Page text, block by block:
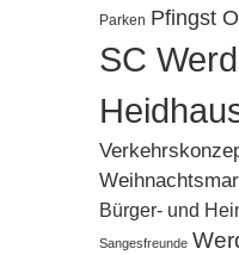
Parken Pfingst
SC
Bürger- und
Sangesfreunde